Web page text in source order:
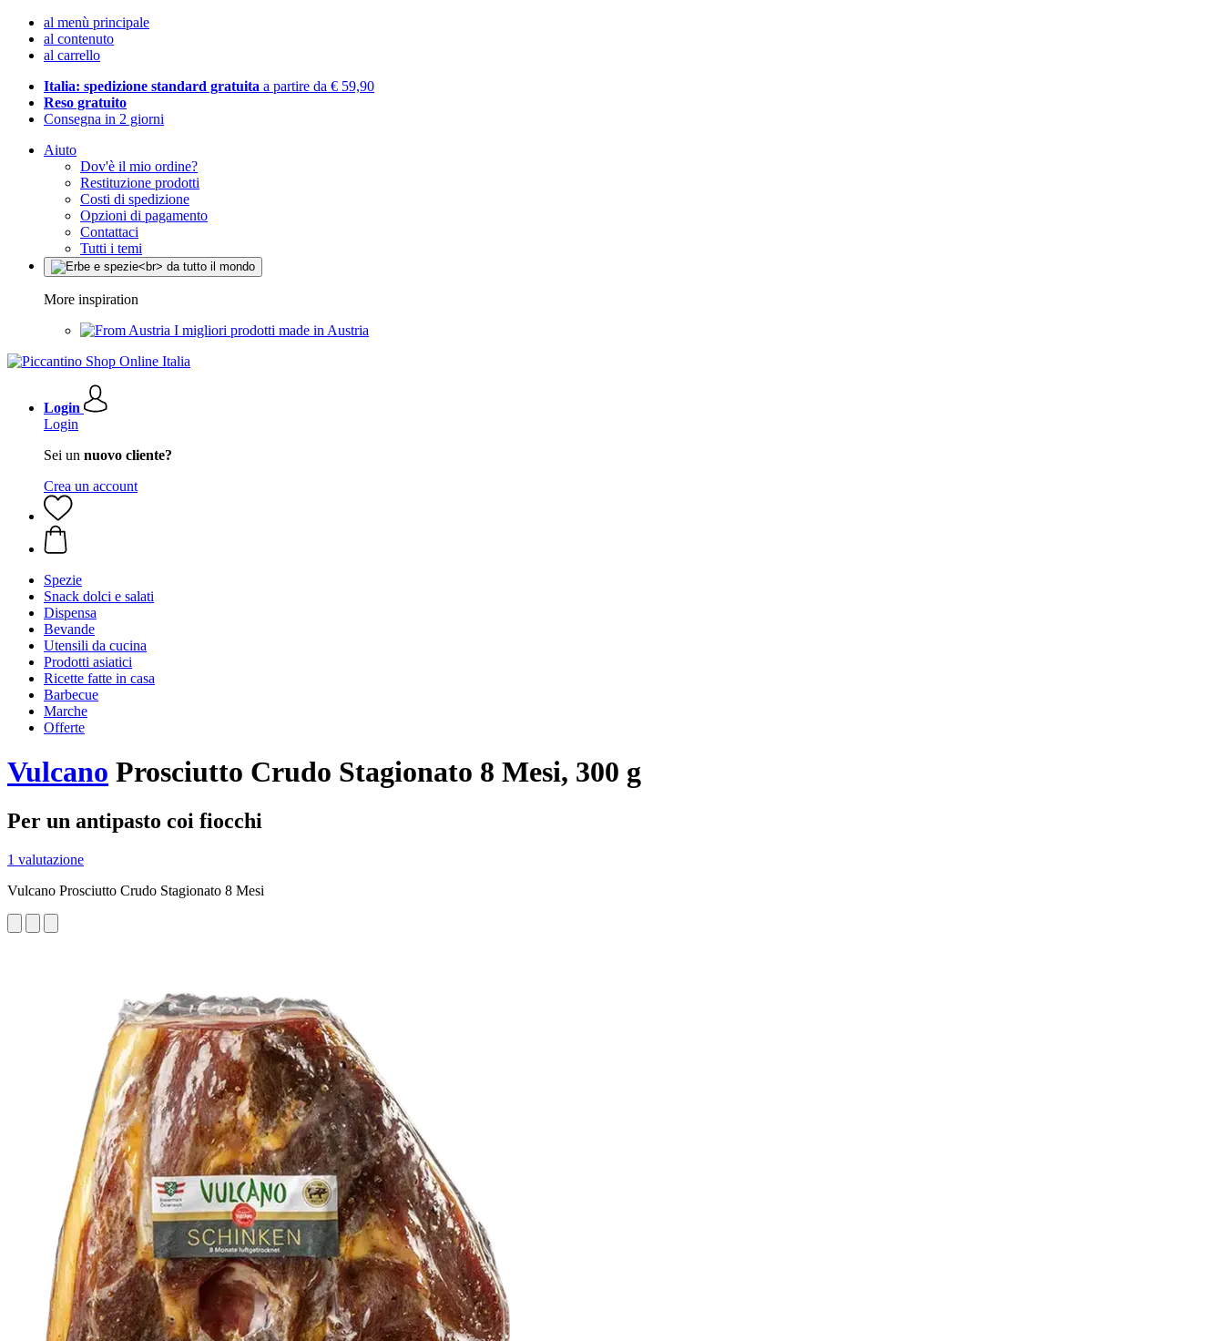
al menù principale
al contenuto
al carrello
Italia: spedizione standard gratuita a partire da € 59,90
Reso gratuito
Consegna in 2 giorni
Aiuto
Dov'è il mio ordine?
Restituzione prodotti
Costi di spedizione
Opzioni di pagamento
Contattaci
Tutti i temi
More inspiration
I migliori prodotti made in Austria
Login
Login
Sei un nuovo cliente?
Crea un account
Spezie
Snack dolci e salati
Dispensa
Bevande
Utensili da cucina
Prodotti asiatici
Ricette fatte in casa
Barbecue
Marche
Offerte
Vulcano Prosciutto Crudo Stagionato 8 Mesi, 300 g
Per un antipasto coi fiocchi
1 valutazione
Vulcano Prosciutto Crudo Stagionato 8 Mesi